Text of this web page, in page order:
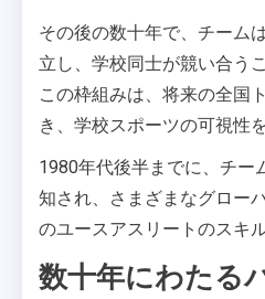
その後の数十年で、チーム
立し、学校同士が競い合う
この枠組みは、将来の全国
き、学校スポーツの可視性
1980年代後半までに、チー
知され、さまざまなグロー
のユースアスリートのスキ
数十年にわたる